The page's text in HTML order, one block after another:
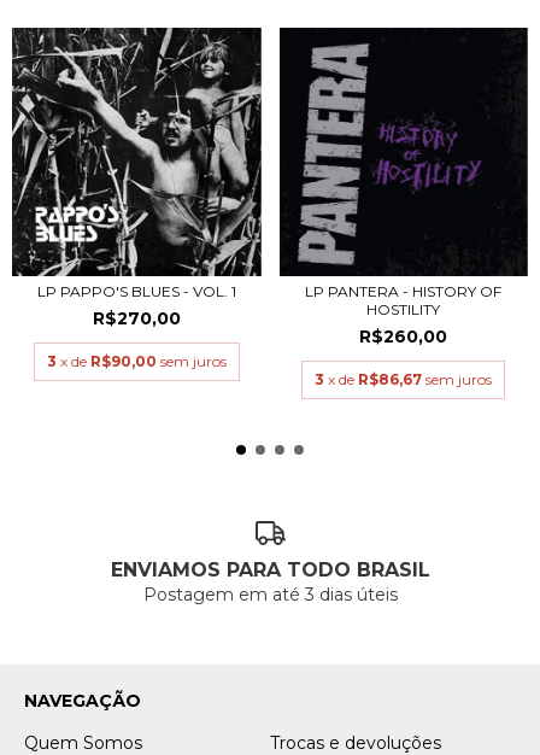
LP PAPPO'S BLUES - VOL. 1
R$270,00
3 x de R$90,00 sem juros
LP PANTERA - HISTORY OF
HOSTILITY
R$260,00
3 x de R$86,67 sem juros
ENVIAMOS PARA TODO BRASIL
Postagem em até 3 dias úteis
NAVEGAÇÃO
Quem Somos
Trocas e devoluções